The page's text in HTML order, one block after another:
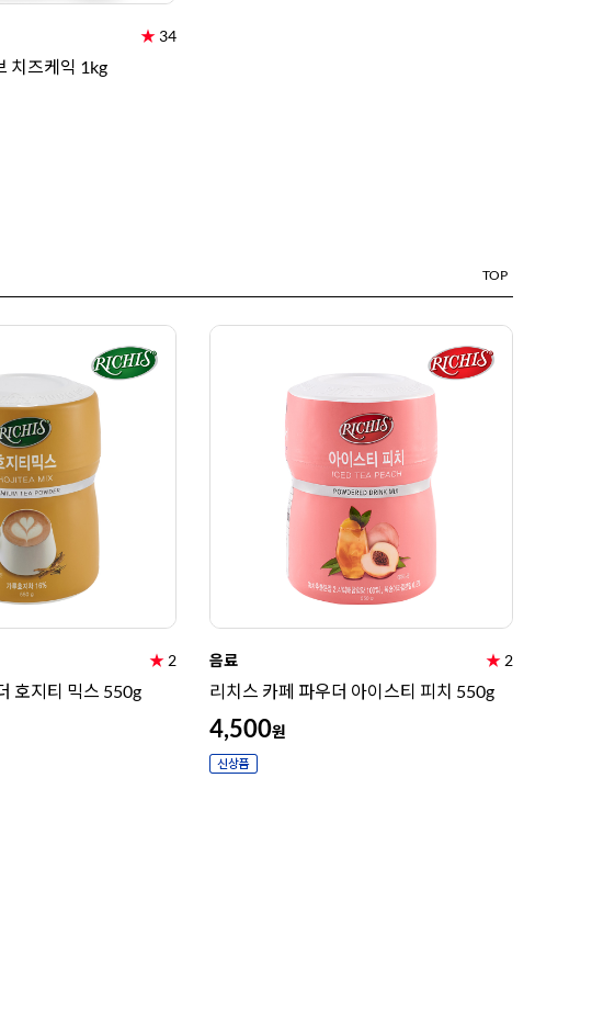
★ 34
치즈케익 1kg
TOP
★ 2
호지티 믹스 550g
음료 ★ 2
리치스 카페 파우더 아이스티 피치 550g
4,500원